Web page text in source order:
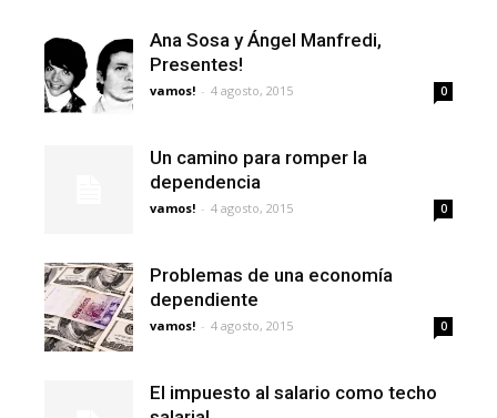
Ana Sosa y Ángel Manfredi,
Presentes!
vamos! - 4 agosto, 2015 0
Un camino para romper la
dependencia
vamos! - 4 agosto, 2015 0
Problemas de una economía
dependiente
vamos! - 4 agosto, 2015 0
El impuesto al salario como techo